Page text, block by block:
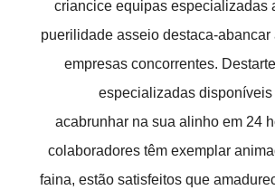
criancice equipas especializadas
puerilidade asseio destaca-abancar
empresas concorrentes.
especializadas disponíveis
acabrunhar na sua alinho em 24
colaboradores têm exemplar
faina, estão satisfeitos que